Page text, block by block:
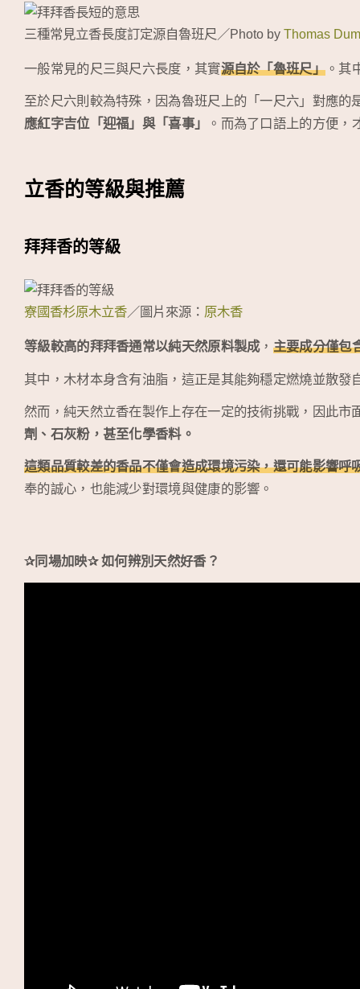
三種常見立香長度訂定源自魯班尺／Photo by Thomas
一般常見的尺三與尺六長度，其實源自於「魯班尺」。其
至於尺六則較為特殊，因為魯班尺上的「一尺六」對應的
應紅字吉位「迎福」與「喜事」
。而為了口語上的方便，
立香的等級與推薦
拜拜香的等級
寮國香杉原木立香／圖片來源： 原木香
等級較高的拜拜香通常以純天然原料製成， 主要成分僅包
其中，木材本身含有油脂，這正是其能夠穩定燃燒並散發
然而，純天然立香在製作上存在一定的技術挑戰，因此市
劑、石灰粉，甚至化學香料。
這類品質較差的香品不僅會造成環境污染，還可能影響呼
奉的誠心，也能減少對環境與健康的影響。
✰同場加映✰ 如何辨別天然好香？